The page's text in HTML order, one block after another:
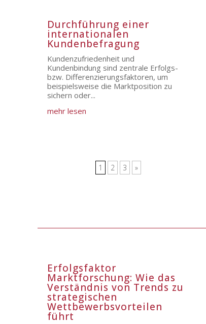
Durchführung einer
internationalen
Kundenbefragung
Kundenzufriedenheit und
Kundenbindung sind zentrale Erfolgs-
bzw. Differenzierungsfaktoren, um
beispielsweise die Marktposition zu
sichern oder...
mehr lesen
1 2 3 »
Erfolgsfaktor
Marktforschung: Wie das
Verständnis von Trends zu
strategischen
Wettbewerbsvorteilen
führt